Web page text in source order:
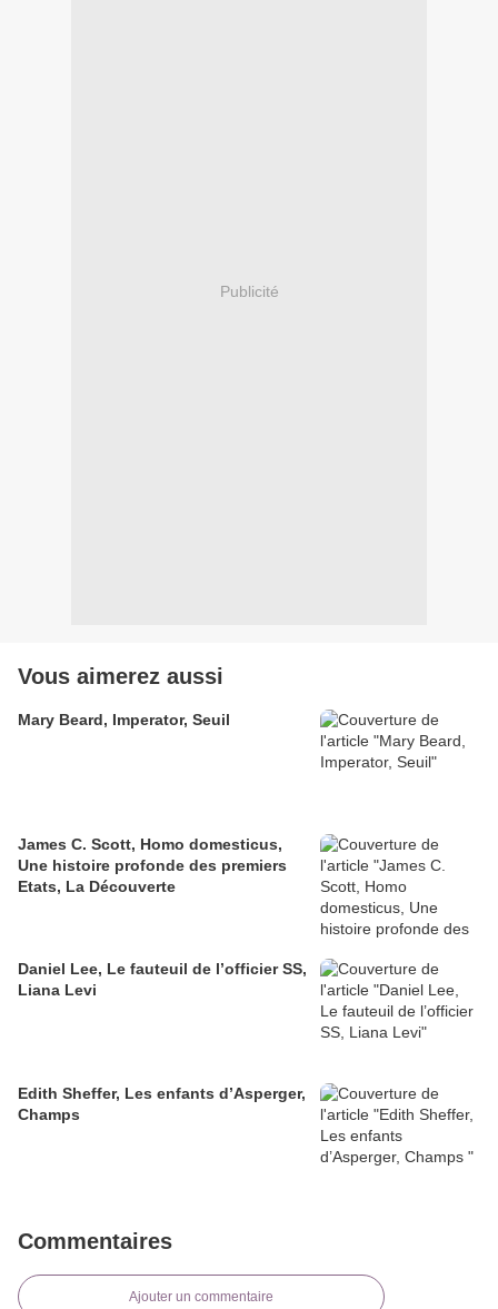
Publicité
Vous aimerez aussi
Mary Beard, Imperator, Seuil
James C. Scott, Homo domesticus,
Une histoire profonde des premiers
Etats, La Découverte
Daniel Lee, Le fauteuil de l’officier SS,
Liana Levi
Edith Sheffer, Les enfants d’Asperger,
Champs
Commentaires
Ajouter un commentaire